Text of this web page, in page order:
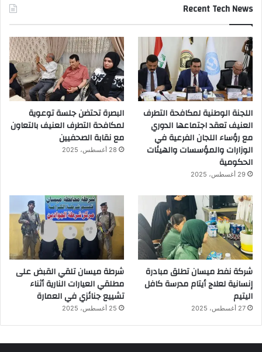
Recent Tech News
اللجنة الوطنية لمكافحة التطرف
العنيف تعقد اجتماعها الدوري
مع رؤساء اللجان الفرعية في
الوزارات والمؤسسات والهيئات
الحكومية
29 أغسطس، 2025
البصرة تحتضن جلسة توعوية
لمكافحة التطرف العنيف بالتعاون
مع نقابة الصحفيين
28 أغسطس، 2025
شركة نفط ميسان تطلق مبادرة
إنسانية لعلاج أيتام مدرسة كافل
اليتيم
27 أغسطس، 2025
شرطة ميسان تلقي القبض على
مطلقي العيارات النارية أثناء
تشييع جنائزي في العمارة
25 أغسطس، 2025